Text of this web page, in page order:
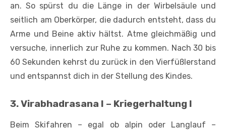
an. So spürst du die Länge in der Wirbelsäule und
seitlich am Oberkörper, die dadurch entsteht, dass du
Arme und Beine aktiv hältst. Atme gleichmäßig und
versuche, innerlich zur Ruhe zu kommen. Nach 30 bis
60 Sekunden kehrst du zurück in den Vierfüßlerstand
und entspannst dich in der Stellung des Kindes.
3. Virabhadrasana I – Kriegerhaltung I
Beim Skifahren – egal ob alpin oder Langlauf –